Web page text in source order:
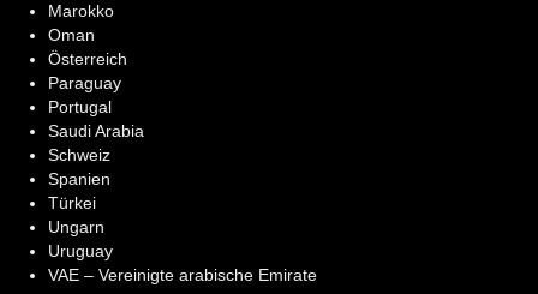
Marokko
Oman
Österreich
Paraguay
Portugal
Saudi Arabia
Schweiz
Spanien
Türkei
Ungarn
Uruguay
VAE – Vereinigte arabische Emirate